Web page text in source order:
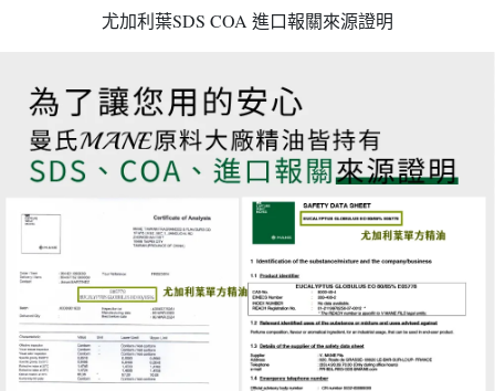
尤加利葉SDS COA 進口報關來源證明